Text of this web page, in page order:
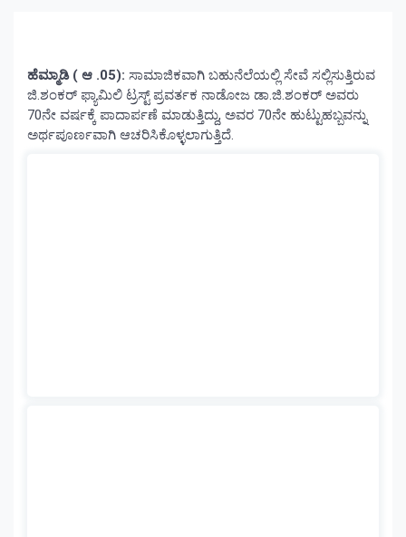
ಹೆಮ್ಮಾಡಿ ( ಆ .05): ಸಾಮಾಜಿಕವಾಗಿ ಬಹುನೆಲೆಯಲ್ಲಿ ಸೇವೆ ಸಲ್ಲಿಸುತ್ತಿರುವ
ಜಿ.ಶಂಕರ್ ಫ್ಯಾಮಿಲಿ ಟ್ರಸ್ಟ್ ಪ್ರವರ್ತಕ ನಾಡೋಜ ಡಾ.ಜಿ.ಶಂಕರ್ ಅವರು
70ನೇ ವರ್ಷಕ್ಕೆ ಪಾದಾರ್ಪಣೆ ಮಾಡುತ್ತಿದ್ದು, ಅವರ 70ನೇ ಹುಟ್ಟುಹಬ್ಬವನ್ನು
ಅರ್ಥಪೂರ್ಣವಾಗಿ ಆಚರಿಸಿಕೊಳ್ಳಲಾಗುತ್ತಿದೆ.